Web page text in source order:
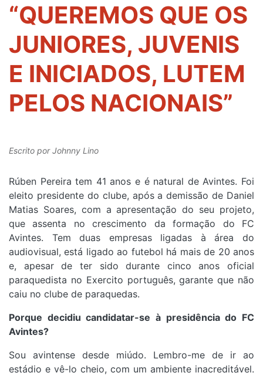
“QUEREMOS QUE OS
JUNIORES, JUVENIS
E INICIADOS, LUTEM
PELOS NACIONAIS”
Escrito porJohnny Lino
Rúben Pereira tem 41 anos e é natural de Avintes. Foi
eleito presidente do clube, após a demissão de Daniel
Matias Soares, com a apresentação do seu projeto,
que assenta no crescimento da formação do FC
Avintes. Tem duas empresas ligadas à área do
audiovisual, está ligado ao futebol há mais de 20 anos
e, apesar de ter sido durante cinco anos oficial
paraquedista no Exercito português, garante que não
caiu no clube de paraquedas.
Porque decidiu candidatar-se à presidência do FC
Avintes?
Sou avintense desde miúdo. Lembro-me de ir ao
estádio e vê-lo cheio, com um ambiente inacreditável.